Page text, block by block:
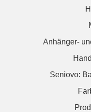
Anhänger-
Seniovo: